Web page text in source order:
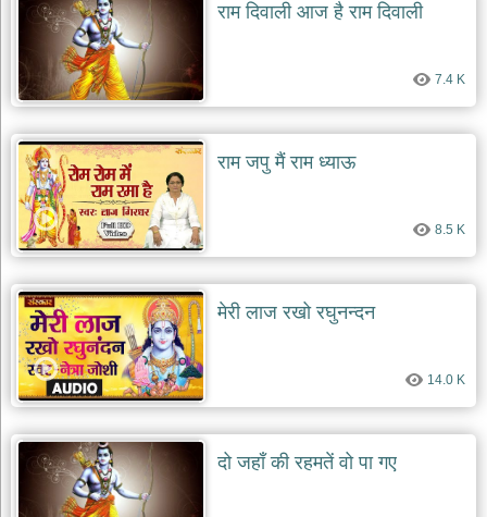
राम दिवाली आज है राम दिवाली
7.4 K
राम जपु मैं राम ध्याऊ
8.5 K
मेरी लाज रखो रघुनन्दन
14.0 K
दो जहाँ की रहमतें वो पा गए